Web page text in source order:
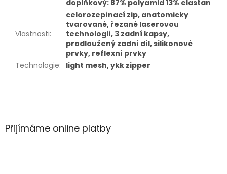
doplňkový: 87% polyamid 13% elastan
Vlastnosti:
celorozepínací zip, anatomicky
tvarované, řezané laserovou
technologií, 3 zadní kapsy,
prodloužený zadní díl, silikonové
prvky, reflexní prvky
Technologie: light mesh, ykk zipper
Z
aPřijímáme online platby